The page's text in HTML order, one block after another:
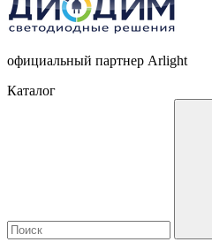
официальный партнер Arlight
Каталог